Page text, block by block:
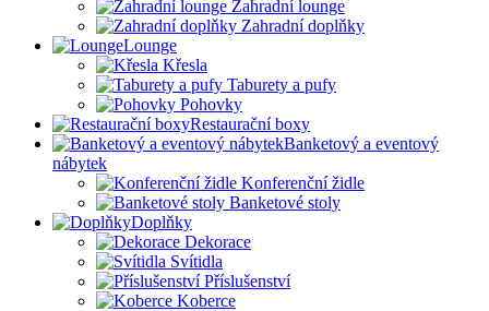
Zahradní lounge
Zahradní doplňky
Lounge
Křesla
Taburety a pufy
Pohovky
Restaurační boxy
Banketový a eventový
nábytek
Konferenční židle
Banketové stoly
Doplňky
Dekorace
Svítidla
Příslušenství
Koberce